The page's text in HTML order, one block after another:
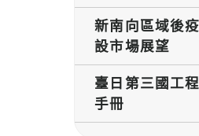
新南向區域後
設市場展望
臺日第三國工
手冊